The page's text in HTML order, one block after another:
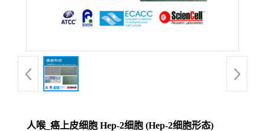
人喉_癌上皮细胞 Hep-2细胞 (Hep-2细胞形态)